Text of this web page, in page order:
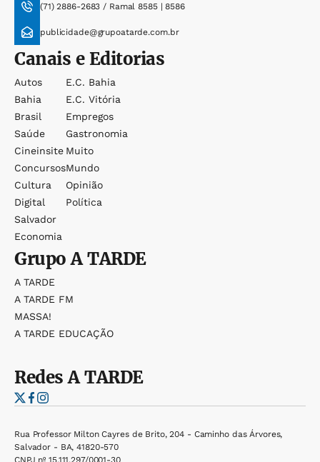
(71) 2886-2683 / Ramal 8585 | 8586
publicidade@grupoatarde.com.br
Canais e Editorias
Autos
Bahia
Brasil
Saúde
Cineinsite
Concursos
Cultura
Digital
Salvador
Economia
E.c. Bahia
E.c. Vitória
Empregos
Gastronomia
Muito
Mundo
Opinião
Política
GrupoA TARDE
A TARDE
A TARDE FM
MASSA!
A TARDE EDUCAÇÃO
RedesA TARDE
Rua Professor Milton Cayres de Brito, 204 - Caminho das Árvores,
Salvador - BA, 41820-570
CNPJ nº 15.111.297/0001-30